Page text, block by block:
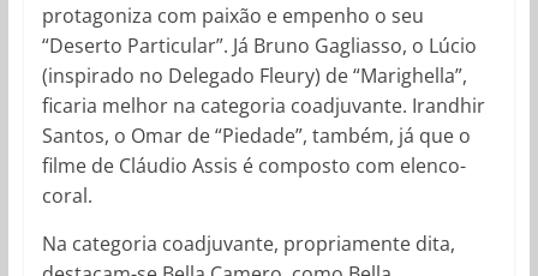
protagoniza com paixão e empenho o seu
“Deserto Particular”. Já Bruno Gagliasso, o Lúcio
(inspirado no Delegado Fleury) de “Marighella”,
ficaria melhor na categoria coadjuvante. Irandhir
Santos, o Omar de “Piedade”, também, já que o
filme de Cláudio Assis é composto com elenco-
coral.
Na categoria coadjuvante, propriamente dita,